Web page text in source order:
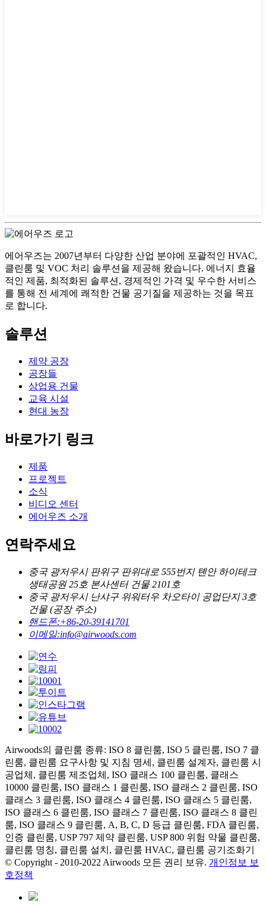
에어우즈는 2007년부터 다양한 산업 분야에 포괄적인 HVAC,
클린룸 및 VOC 처리 솔루션을 제공해 왔습니다. 에너지 효율
적인 제품, 최적화된 솔루션, 경제적인 가격 및 우수한 서비스
를 통해 전 세계에 쾌적한 건물 공기질을 제공하는 것을 목표
로 합니다.
솔루션
제약 공장
공장들
상업용 건물
교육 시설
현대 농장
바로가기 링크
제품
프로젝트
소식
비디오 센터
에어우즈 소개
연락주세요
중국 광저우시 판위구 판위대로 555번지 톈안 하이테크
생태공원 25호 본사센터 건물 2101호
중국 광저우시 난샤구 위워터우 차오타이 공업단지 3호
건물 (공장 주소)
핸드폰:+86-20-39141701
이메일:info@airwoods.com
Airwoods의 클린룸 종류: ISO 8 클린룸, ISO 5 클린룸, ISO 7 클
린룸, 클린룸 요구사항 및 지침 명세, 클린룸 설계자, 클린룸 시
공업체, 클린룸 제조업체, ISO 클래스 100 클린룸, 클래스
10000 클린룸, ISO 클래스 1 클린룸, ISO 클래스 2 클린룸, ISO
클래스 3 클린룸, ISO 클래스 4 클린룸, ISO 클래스 5 클린룸,
ISO 클래스 6 클린룸, ISO 클래스 7 클린룸, ISO 클래스 8 클린
룸, ISO 클래스 9 클린룸, A, B, C, D 등급 클린룸, FDA 클린룸,
인증 클린룸, USP 797 제약 클린룸, USP 800 위험 약물 클린룸,
클린룸 명칭, 클린룸 설치, 클린룸 HVAC, 클린룸 공기조화기
© Copyright - 2010-2022 Airwoods 모든 권리 보유. 개인정보 보
호정책